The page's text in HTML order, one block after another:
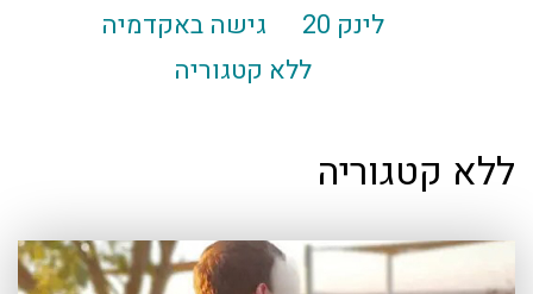
לינק 20
גישה באקדמיה
ללא קטגוריה
ללא קטגוריה